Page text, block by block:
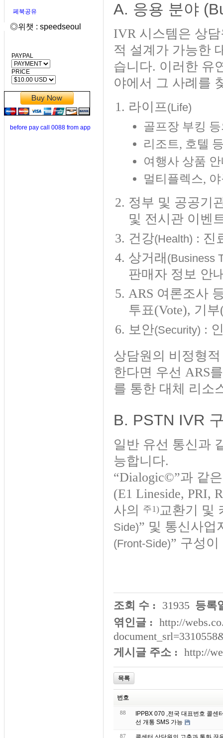
페북공유
◎위챗 : speedseoul
PAYPAL
PRICE
before pay call 0088 from app
A. 응용 분야
IVR 시스템은 상
적 설계가 가능한
습니다. 이러한 유
야에서 그 사례를
라이프(Life)
골프장 부킹
리조트, 호텔
여행사 상품
멀티플렉스,
정부 및 공공기
및 전시관 이벤
건강(Health) : 진
상거래 (Business
판매자 정보 안
ARS 여론조사
투표(Vote), 기
보안(Security) :
상담원의 비정형
한다면 우선 ARS
를 통한 대체 리소
B. PSTN IVR
일반 유선 통신과
능합니다.
“Dialogic©”과 같
(E1 Lineside, PRI,
사의
주1)교환기 및
Side)” 및 통신사업
(Front-Side)” 구성
조회 수 : 31935 등록
엮인글 : http://
게시글 주소 : http://
목록
번호
88
IPPBX 070 ,전국 대표번호 콜센
선 개통 SMS 가능
87